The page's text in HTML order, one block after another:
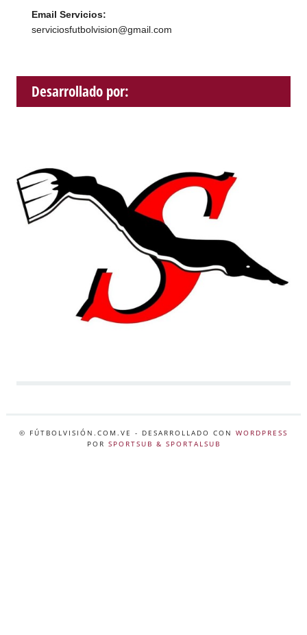
Email Servicios:
serviciosfutbolvision@gmail.com
Desarrollado por:
© FÚTBOLVISIÓN.COM.VE - DESARROLLADO CON WORDPRESS
POR SPORTSUB & SPORTALSUB